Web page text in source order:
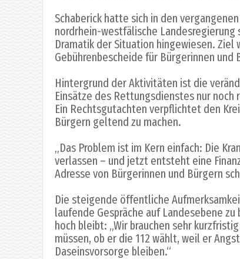
Schaberick hatte sich in den
nordrhein-westfälische Landesregierung
Dramatik der Situation hingewiesen. Ziel
Gebührenbescheide für Bürgerinnen und
Hintergrund der Aktivitäten ist die
Einsätze des Rettungsdienstes nur
Ein Rechtsgutachten verpflichtet den
Bürgern geltend zu machen.
„Das Problem ist im Kern einfach: Die
verlassen – und jetzt entsteht eine
Adresse von Bürgerinnen und Bürgern
Die steigende öffentliche
laufende Gespräche auf Landesebene
hoch bleibt: „Wir brauchen sehr
müssen, ob er die 112 wählt, weil er
Daseinsvorsorge bleiben.“